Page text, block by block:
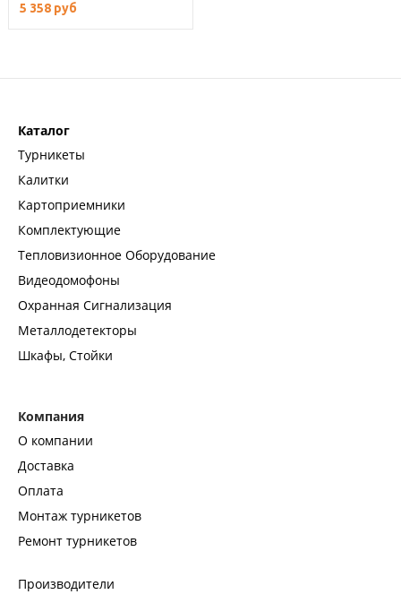
5 358 руб
Каталог
Турникеты
Калитки
Картоприемники
Комплектующие
Тепловизионное Оборудование
Видеодомофоны
Охранная Сигнализация
Металлодетекторы
Шкафы, Стойки
Компания
О компании
Доставка
Оплата
Монтаж турникетов
Ремонт турникетов
Производители